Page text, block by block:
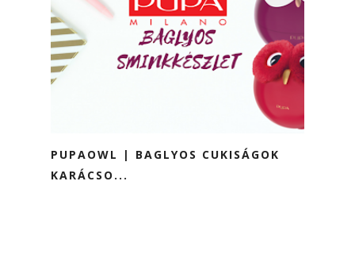
PUPAOWL | BAGLYOS CUKISÁGOK
KARÁCSO...